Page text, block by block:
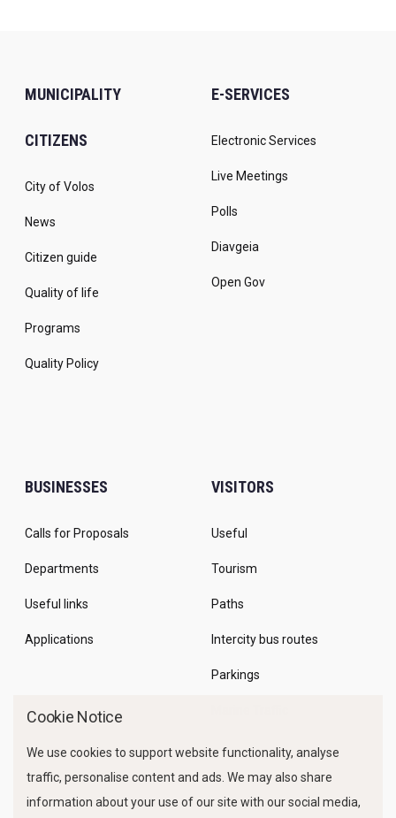
MUNICIPALITY
CITIZENS
City of Volos
News
Citizen guide
Quality of life
Programs
Quality Policy
E-SERVICES
Electronic Services
Live Meetings
Polls
Diavgeia
Open Gov
BUSINESSES
Calls for Proposals
Departments
Useful links
Applications
VISITORS
Useful
Tourism
Paths
Intercity bus routes
Parkings
Cookie Notice
We use cookies to support website functionality, analyse
traffic, personalise content and ads. We may also share
information about your use of our site with our social media,